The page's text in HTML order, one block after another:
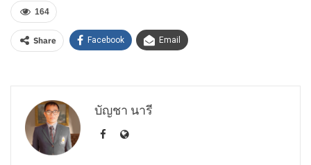
164
Share Facebook Email
บัญชา นารี